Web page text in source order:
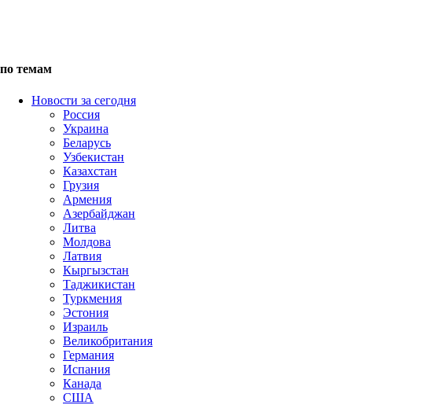
по темам
Новости за сегодня
Россия
Украина
Беларусь
Узбекистан
Казахстан
Грузия
Армения
Азербайджан
Литва
Молдова
Латвия
Кыргызстан
Таджикистан
Туркмения
Эстония
Израиль
Великобритания
Германия
Испания
Канада
США